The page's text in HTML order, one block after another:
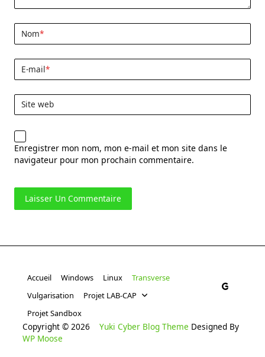
Nom*
E-mail*
Site web
Enregistrer mon nom, mon e-mail et mon site dans le
navigateur pour mon prochain commentaire.
Accueil Windows Linux
Transverse
Vulgarisation
Projet LAB-CAP
Projet Sandbox
Copyright © 2026 Yuki Cyber Blog Theme Designed By
WP Moose